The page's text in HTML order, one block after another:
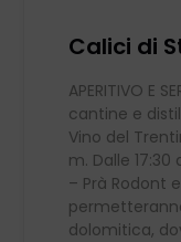
Calici di
APERITIVO E
cantine e
Vino del
m. Dalle
– Prà Rodont
dolomitica,